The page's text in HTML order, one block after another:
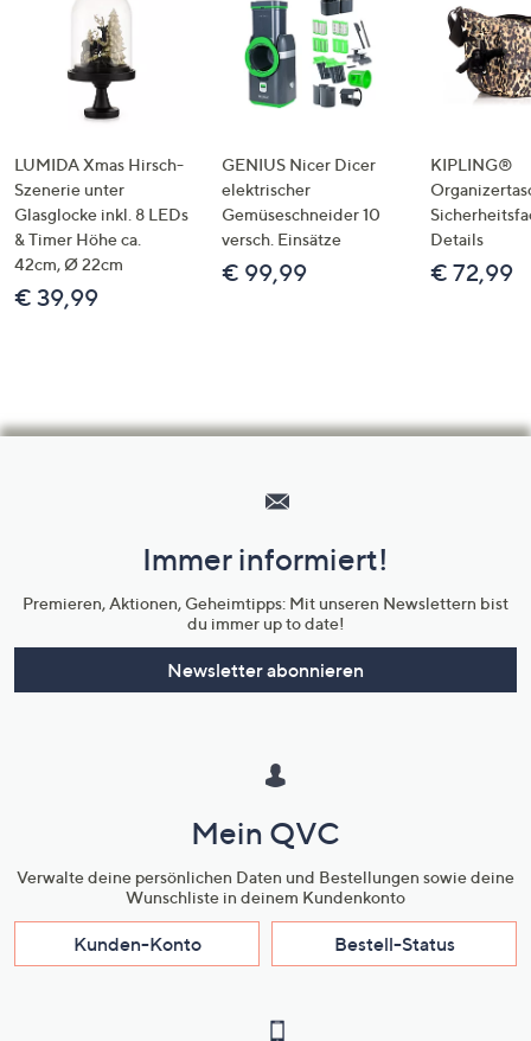
LUMIDA Xmas Hirsch-
Szenerie unter
Glasglocke inkl. 8 LEDs
& Timer Höhe ca.
42cm, Ø 22cm
€ 39,99
GENIUS Nicer Dicer
elektrischer
Gemüseschneider 10
versch. Einsätze
€ 99,99
KIPLING®
Details
€ 72,99
Unternehmensinformationen
Immer informiert!
Premieren, Aktionen, Geheimtipps: Mit unseren Newslettern bist
du immer up to date!
Newsletter abonnieren
Mein QVC
Verwalte deine persönlichen Daten und Bestellungen sowie deine
Wunschliste in deinem Kundenkonto
Kunden-Konto Bestell-Status